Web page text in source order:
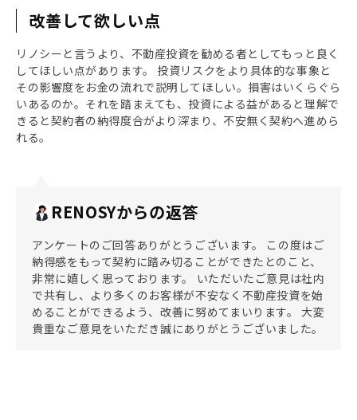
改善して欲しい点
リノシーと言うより、不動産投資を勧める者としてもっと良く
してほしい点があります。 投資リスクをより具体的な事象と
その影響度をお金の流れで説明してほしい。損害はいくらぐら
いあるのか。それを踏まえても、投資による益があると理解で
きると契約者の納得度合がより深まり、不安無く契約へ進めら
れる。
RENOSYからの返答
アンケートのご回答ありがとうございます。 この度はご
納得感をもって契約に踏み切ることができたとのこと、
非常に嬉しく思っております。 いただいたご意見は社内
で共有し、より多くのお客様が不安なく不動産投資を始
めることができるよう、改善に努めてまいります。 大変
貴重なご意見をいただき誠にありがとうございました。